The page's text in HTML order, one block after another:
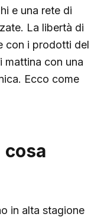
e una rete di
La libertà di
con i prodotti del
mattina con una
Ecco come
cosa
in alta stagione